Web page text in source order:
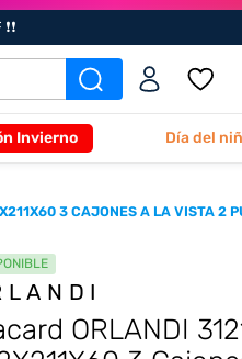
Invierno Día del
3 CAJONES A LA VISTA 2
ORLANDI